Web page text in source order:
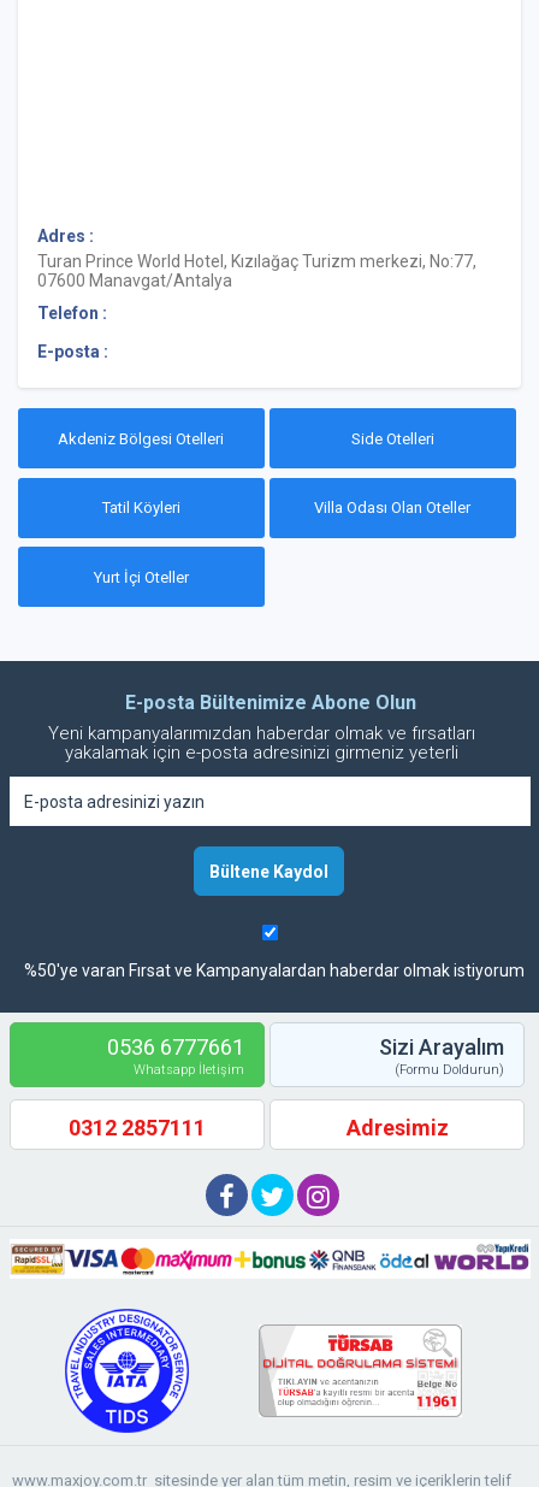
Adres :
Turan Prince World Hotel, Kızılağaç Turizm merkezi, No:77,
07600 Manavgat/Antalya
Telefon :
E-posta :
Akdeniz Bölgesi Otelleri Side Otelleri
Tatil Köyleri Villa Odası Olan Oteller
Yurt İçi Oteller
E-posta Bültenimize Abone Olun
Yeni kampanyalarımızdan haberdar olmak ve fırsatları
yakalamak için e-posta adresinizi girmeniz yeterli
%50'ye varan Fırsat ve Kampanyalardan haberdar olmak istiyorum
0536 6777661
Whatsapp İletişim
Sizi Arayalım
(Formu Doldurun)
0312 2857111 Adresimiz
www.maxjoy.com.tr sitesinde yer alan tüm metin, resim ve içeriklerin telif